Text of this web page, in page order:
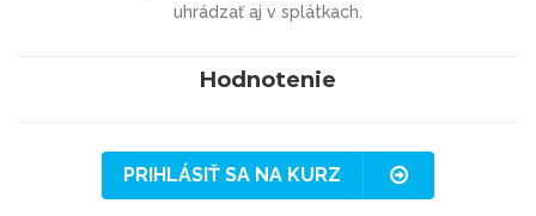
uhrádzať aj v splátkach.
Hodnotenie
PRIHLÁSIŤ SA NA KURZ